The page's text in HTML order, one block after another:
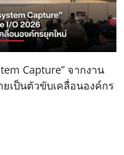
Capture” จากงาน
ยเป็นตัวขับเคลื่อนองค์กร